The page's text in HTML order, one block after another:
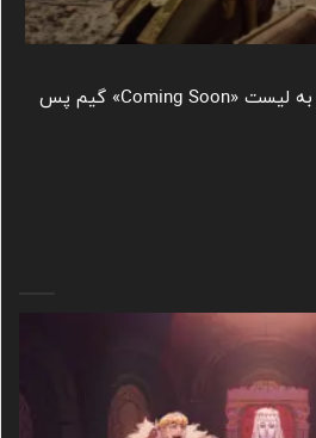
بازی‌های موردانتظار زیادی به لیست «Coming Soon» گیم پس